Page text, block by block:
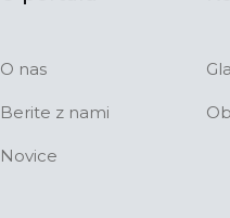
O nas
Berite z nami
Novice